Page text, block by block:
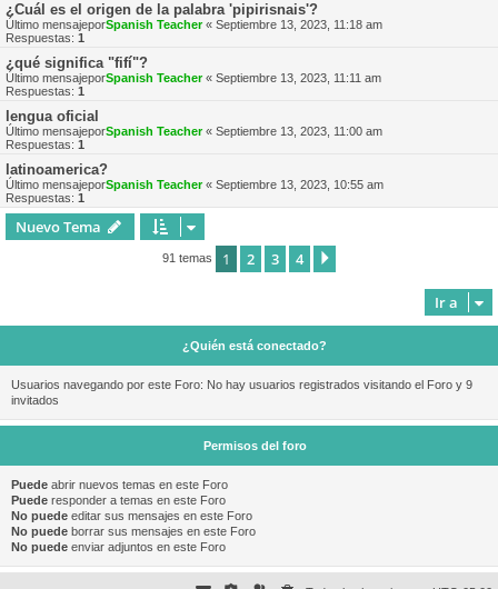
¿Cuál es el origen de la palabra 'pipirisnais'?
Último mensajeporSpanish Teacher« Septiembre 13, 2023, 11:18 am
Respuestas: 1
¿qué significa "fifí"?
Último mensajeporSpanish Teacher« Septiembre 13, 2023, 11:11 am
Respuestas: 1
lengua oficial
Último mensajeporSpanish Teacher« Septiembre 13, 2023, 11:00 am
Respuestas: 1
latinoamerica?
Último mensajeporSpanish Teacher« Septiembre 13, 2023, 10:55 am
Respuestas: 1
Nuevo Tema
91 temas 1 2 3 4
Ir a
¿Quién está conectado?
Usuarios navegando por este Foro: No hay usuarios registrados visitando el Foro y 9
invitados
Permisos del foro
Puede abrir nuevos temas en este Foro
Puede responder a temas en este Foro
No puede editar sus mensajes en este Foro
No puede borrar sus mensajes en este Foro
No puede enviar adjuntos en este Foro